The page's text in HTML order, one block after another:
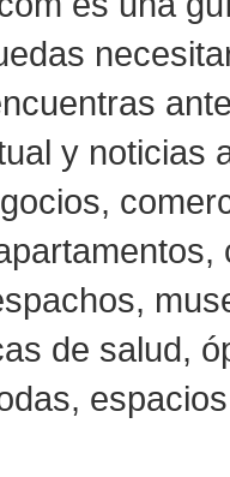
y noticias
de salud,